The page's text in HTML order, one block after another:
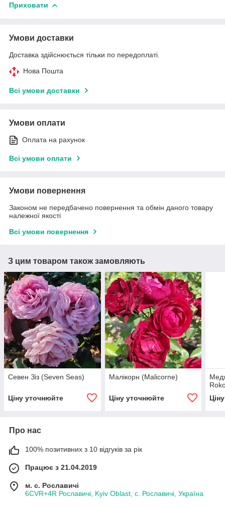
Приховати
Умови доставки
Доставка здійснюється тільки по передоплаті.
Нова Пошта
Всі умови доставки
Умови оплати
Оплата на рахунок
Всі умови оплати
Умови повернення
Законом не передбачено повернення та обмін даного товару
належної якості
Всі умови повернення
З цим товаром також замовляють
Севен Зіз (Seven Seas)
Ціну уточнюйте
Малікорн (Malicorne)
Ціну уточнюйте
Про нас
100% позитивних з 10 відгуків за рік
Працює з 21.04.2019
м. с. Рославичі
6CVR+4R Рославичі, Kyiv Oblast, с. Рославичі, Україна